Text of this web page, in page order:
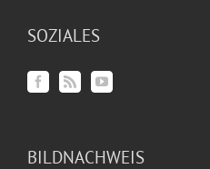
SOZIALES
BILDNACHWEIS